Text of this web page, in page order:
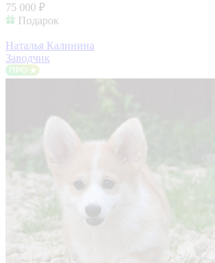
75 000 ₽
Подарок
Наталья Калинина
Заводчик